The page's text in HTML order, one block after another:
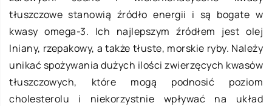
tłuszczowe stanowią źródło energii i są bogate w
kwasy omega-3. Ich najlepszym źródłem jest olej
lniany, rzepakowy, a także tłuste, morskie ryby. Należy
unikać spożywania dużych ilości zwierzęcych kwasów
tłuszczowych, które mogą podnosić poziom
cholesterolu i niekorzystnie wpływać na układ